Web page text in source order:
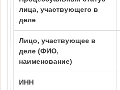
лица, участвующего в
деле
Лицо, участвующее в
деле (ФИО,
наименование)
ИНН